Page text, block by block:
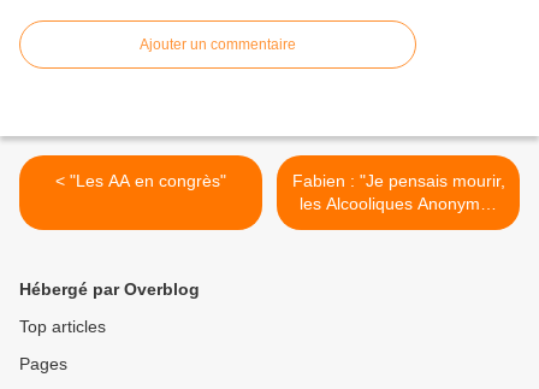
Ajouter un commentaire
< "Les AA en congrès"
Fabien : "Je pensais mourir,
les Alcooliques Anonymes
m’ont sauvé la vie" >
Hébergé par Overblog
Top articles
Pages